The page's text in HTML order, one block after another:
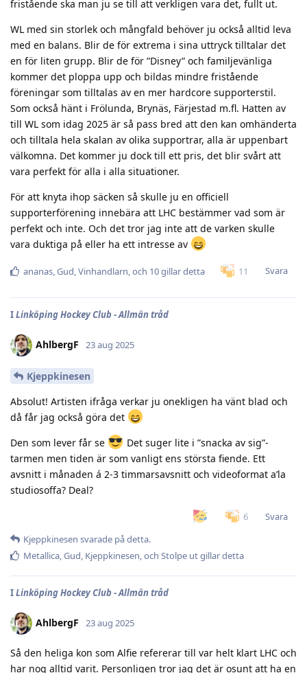
fristående ska man ju se till att verkligen vara det, fullt ut.
WL med sin storlek och mångfald behöver ju också alltid leva
med en balans. Blir de för extrema i sina uttryck tilltalar det
en för liten grupp. Blir de för ”Disney” och familjevänliga
kommer det ploppa upp och bildas mindre fristående
föreningar som tilltalas av en mer hardcore supporterstil.
Som också hänt i Frölunda, Brynäs, Färjestad m.fl. Hatten av
till WL som idag 2025 är så pass bred att den kan omhänderta
och tilltala hela skalan av olika supportrar, alla är uppenbart
välkomna. Det kommer ju dock till ett pris, det blir svårt att
vara perfekt för alla i alla situationer.
För att knyta ihop säcken så skulle ju en officiell
supporterförening innebära att LHC bestämmer vad som är
perfekt och inte. Och det tror jag inte att de varken skulle
vara duktiga på eller ha ett intresse av
11 Svara
ananas,Gud,Vinhandlarn, och 10gillar detta
ILinköping Hockey Club - Allmän tråd
AhlbergF 23 aug 2025
Kjeppkinesen
Absolut! Artisten ifråga verkar ju onekligen ha vänt blad och
då får jag också göra det
Den som lever får se
Det suger lite i ”snacka av sig”-
tarmen men tiden är som vanligt ens största fiende. Ett
avsnitt i månaden á 2-3 timmarsavsnitt och videoformat a’la
studiosoffa? Deal?
6
Svara
Kjeppkinesen svarade på detta.
Metallica,Gud, Kjeppkinesen, och Stolpe utgillar detta
ILinköping Hockey Club - Allmän tråd
AhlbergF 23 aug 2025
Så den heliga kon som Alfie refererar till var helt klart LHC och
har nog alltid varit. Personligen tror jag det är osunt att ha en